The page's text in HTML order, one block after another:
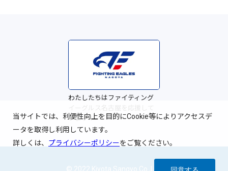
わたしたちはファイティング
います！
© 2022 Kiyota Sangyo Co.,Ltd.
当サイトでは、利便性向上を目的にCookie等によりアクセスデ
ータを取得し利用しています。
詳しくは、 プライバシーポリシーをご覧ください。